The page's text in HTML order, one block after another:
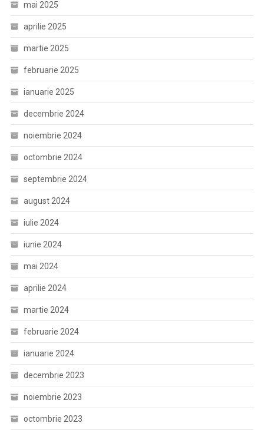
mai 2025
aprilie 2025
martie 2025
februarie 2025
ianuarie 2025
decembrie 2024
noiembrie 2024
octombrie 2024
septembrie 2024
august 2024
iulie 2024
iunie 2024
mai 2024
aprilie 2024
martie 2024
februarie 2024
ianuarie 2024
decembrie 2023
noiembrie 2023
octombrie 2023